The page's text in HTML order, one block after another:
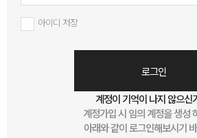
아이디 저장
로그인
계정이 기억이 나지 않으신
계정가입 시 임의 계정을 생성
아래와 같이 로그인해보시기